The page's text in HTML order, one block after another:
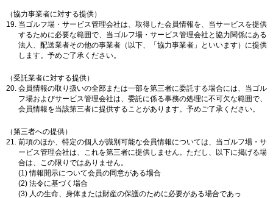
（協力事業者に対する提供）
当ゴルフ場・サービス管理会社は、取得した会員情報を、当サービスを提供
するために必要な範囲で、当ゴルフ場・サービス管理会社と協力関係にある
法人、配送業者その他の事業者（以下、「協力事業者」といいます）に提供
します。予めご了承ください。
（受託業者に対する提供）
会員情報の取り扱いの全部または一部を第三者に委託する場合には、当ゴル
フ場およびサービス管理会社は、委託に係る事務の処理に不可欠な範囲で、
会員情報を当該第三者に提供することがあります。予めご了承ください。
（第三者への提供）
前項のほか、特定の個人が識別可能な会員情報については、当ゴルフ場・サ
ービス管理会社は、これを第三者に提供しません。ただし、以下に掲げる場
合は、この限りではありません。
(1) 情報開示について会員の同意がある場合
(2) 法令に基づく場合
(3) 人の生命、身体または財産の保護のために必要がある場合であっ